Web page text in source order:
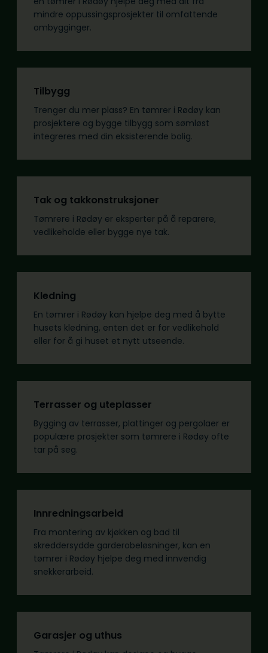
mindre oppussingsprosjekter til omfattende
ombygginger.
Tilbygg
Trenger du mer plass? En tømrer i Rødøy kan
prosjektere og bygge tilbygg som sømløst
integreres med din eksisterende bolig.
Tak og takkonstruksjoner
Tømrere i Rødøy er eksperter på å reparere,
vedlikeholde eller bygge nye tak.
Kledning
En tømrer i Rødøy kan hjelpe deg med å bytte
husets kledning, enten det er for vedlikehold
eller for å gi huset et nytt utseende.
Terrasser og uteplasser
Bygging av terrasser, plattinger og pergolaer er
populære prosjekter som tømrere i Rødøy ofte
tar på seg.
Innredningsarbeid
Fra montering av kjøkken og bad til
skreddersydde garderobeløsninger, kan en
tømrer i Rødøy hjelpe deg med innvendig
snekkerarbeid.
Garasjer og uthus